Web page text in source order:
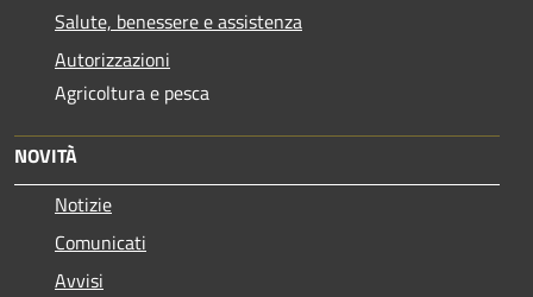
Salute, benessere e assistenza
Autorizzazioni
Agricoltura e pesca
NOVITÀ
Notizie
Comunicati
Avvisi